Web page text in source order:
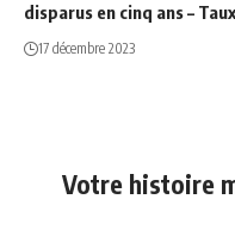
disparus en cinq ans –
17 décembre 2023
Votre histoire